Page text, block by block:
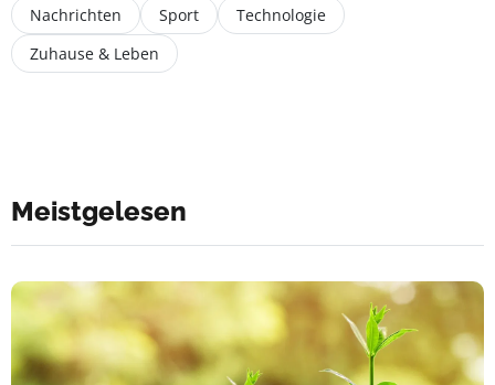
Nachrichten
Sport
Technologie
Zuhause & Leben
Meistgelesen